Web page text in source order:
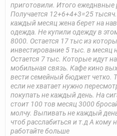
приготовили. Итого ежеднвные
Получается 12+6+4+3=25
каждый месяц жена берет на
одежда. Не купили одежду в
8000. Остается 17 тыс из
инвестирование 5 тыс. в месяц
Остается 7 тыс. Которые идут
мобильная связь. Кафе кино
вести семейный бюджет четко.
если не хватает нужно
покупать не каждый день. На
стоит 100 тов месяц 3000
молчу. Выпивать не каждый
чтоб расслабиться и т.д А кому
работайте больше